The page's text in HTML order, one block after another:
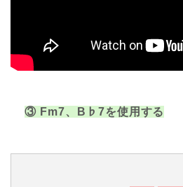
③ Fm7、B♭7を使用する